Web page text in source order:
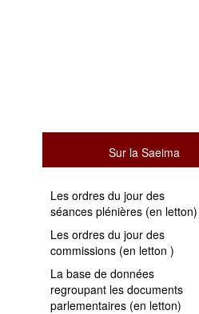
Sur la Saeima
Les ordres du jour des
séances plénières (en letton)
Les ordres du jour des
commissions (en letton )
La base de données
regroupant les documents
parlementaires (en letton)